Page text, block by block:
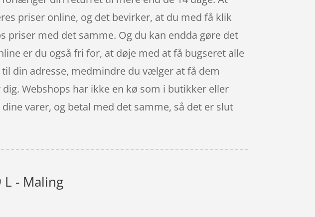
priser online, og det bevirker, at du med få klik
priser med det samme. Og du kan endda gøre det
er du også fri for, at døje med at få bugseret alle
din adresse, medmindre du vælger at få dem
Webshops har ikke en kø som i butikker eller
varer, og betal med det samme, så det er slut
L - Maling